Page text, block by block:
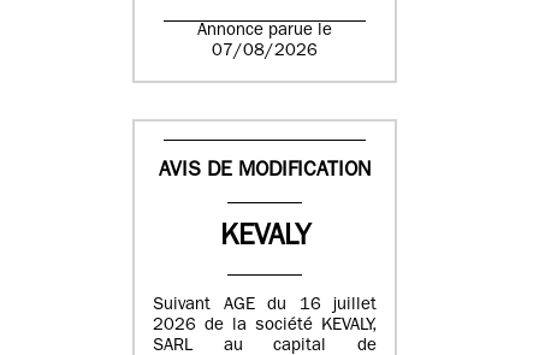
Annonce parue le
07/08/2026
AVIS DE MODIFICATION
KEVALY
Suivant AGE du 16 juillet
2026 de la société KEVALY,
SARL au capital de